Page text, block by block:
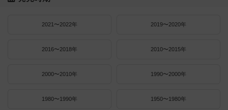
2021〜2022年 2019〜2020年
2016〜2018年 2010〜2015年
2000〜2010年 1990〜2000年
1980〜1990年 1950〜1980年